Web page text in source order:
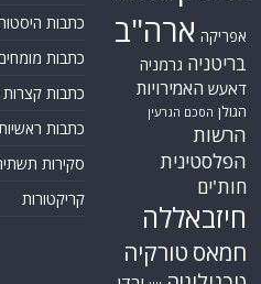
גרמניה
דאעש האמירויות
הגולן הסכם הגרעין
הרשות
הפלסטינית
חות'ים
חיזבאללה
חמאס טורקיה
טכנולוגיה יוון
ישראל